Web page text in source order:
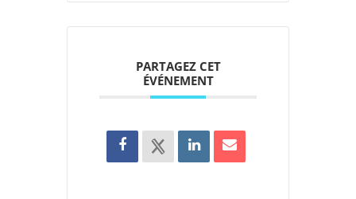
PARTAGEZ CET
ÉVÉNEMENT